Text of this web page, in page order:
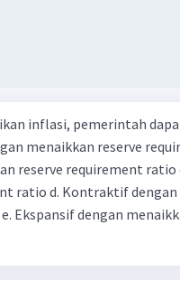
inflasi, pemerintah
menaikkan reserve
reserve requirement
ratio d. Kontraktif dengan
dengan menaikkan
kebijakan moneter
di mana bentuk kurva